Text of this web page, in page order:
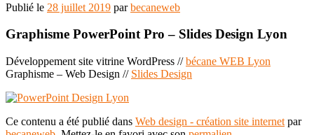
Publié le 28 juillet 2019 parbecaneweb
Graphisme PowerPoint Pro – Slides Design Lyon
Développement site vitrine WordPress //bécane WEB Lyon
Graphisme – Web Design // Slides Design
Ce contenu a été publié dans Web design - création site internet par